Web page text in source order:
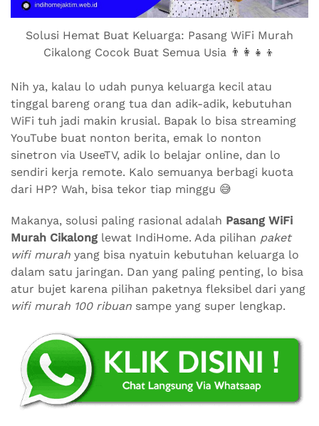
Solusi Hemat Buat Keluarga: Pasang WiFi Murah
Cikalong Cocok Buat Semua Usia 👨‍👩‍👧‍👦
Nih ya, kalau lo udah punya keluarga kecil atau
tinggal bareng orang tua dan adik-adik, kebutuhan
WiFi tuh jadi makin krusial. Bapak lo bisa streaming
YouTube buat nonton berita, emak lo nonton
sinetron via UseeTV, adik lo belajar online, dan lo
sendiri kerja remote. Kalo semuanya berbagi kuota
dari HP? Wah, bisa tekor tiap minggu 😅
Makanya, solusi paling rasional adalah Pasang WiFi
Murah Cikalonglewat IndiHome. Ada pilihan paket
wifi murah yang bisa nyatuin kebutuhan keluarga lo
dalam satu jaringan. Dan yang paling penting, lo bisa
atur bujet karena pilihan paketnya fleksibel dari yang
wifi murah 100 ribuan sampe yang super lengkap.